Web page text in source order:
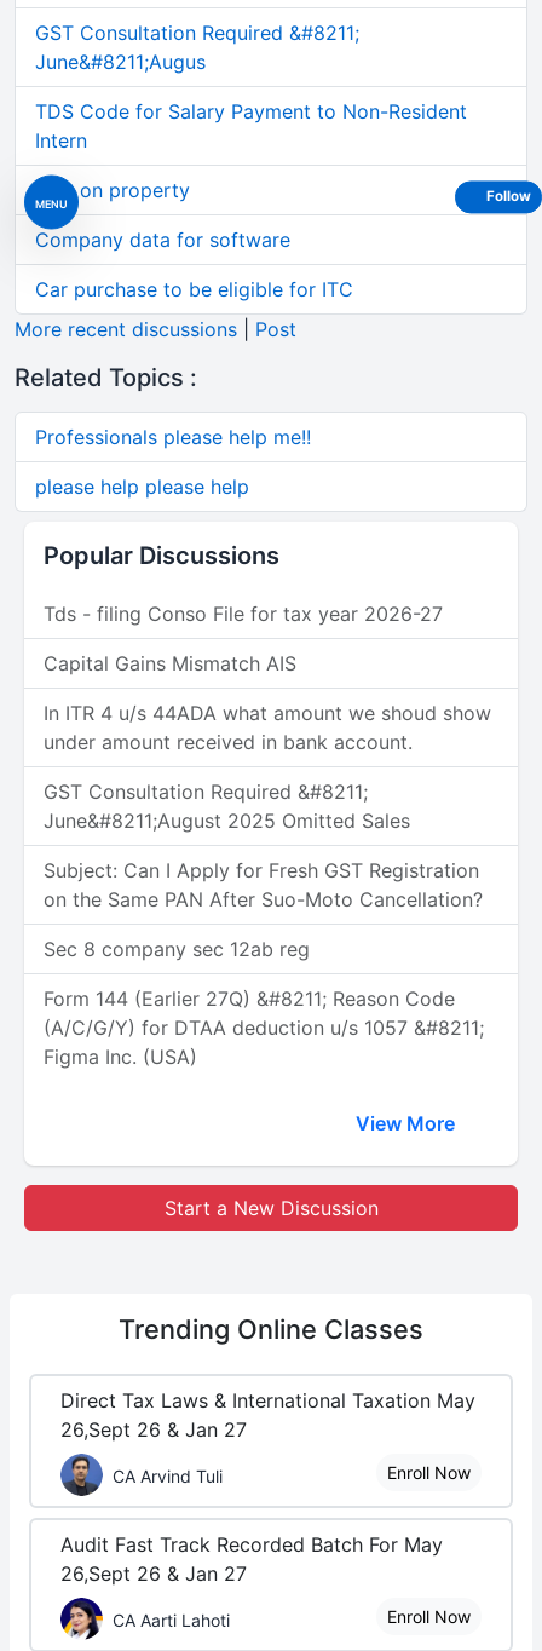
MENU
GST Consultation Required &#8211;
June&#8211;Augus
TDS Code for Salary Payment to Non-Resident
Intern
TDS on property
Company data for software
Car purchase to be eligible for ITC
More recent discussions
Post
Related Topics :
Professionals please help me!!
please help please help
Popular Discussions
Tds - filing Conso File for tax year 2026-27
Capital Gains Mismatch AIS
In ITR 4 u/s 44ADA what amount we shoud show
under amount received in bank account.
GST Consultation Required &#8211;
June&#8211;August 2025 Omitted Sales
Subject: Can I Apply for Fresh GST Registration
on the Same PAN After Suo-Moto Cancellation?
Sec 8 company sec 12ab reg
Form 144 (Earlier 27Q) &#8211; Reason Code
(A/C/G/Y) for DTAA deduction u/s 1057 &#8211;
Figma Inc. (USA)
View More
Start a New Discussion
Trending Online Classes
Direct Tax Laws & International Taxation May
26,Sept 26 & Jan 27
CA Arvind Tuli Enroll Now
Audit Fast Track Recorded Batch For May
26,Sept 26 & Jan 27
CA Aarti Lahoti Enroll Now
Follow